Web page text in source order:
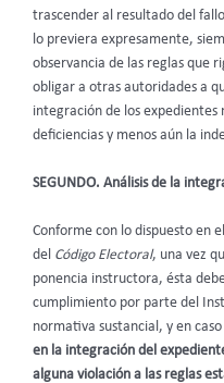
trascender al resultado del
lo previera expresamente,
observancia de las reglas que
obligar a otras autoridades a
integración de los expedientes
deficiencias y menos aún la
SEGUNDO. Análisis de la
Conforme con lo dispuesto en
del Código Electoral, una vez
ponencia instructora, ésta
cumplimiento por parte del
normativa sustancial, y en caso
en la integración del
alguna violación a las reglas